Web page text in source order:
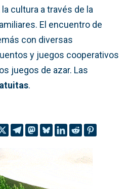
cultura a través de la
El encuentro de
con diversas
y juegos cooperativos
juegos de azar. Las
.